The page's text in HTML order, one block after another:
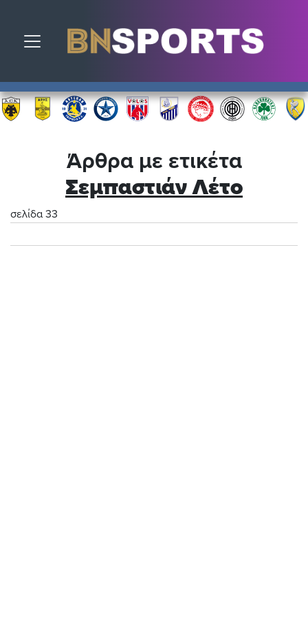
Toggle navigation
Άρθρα με ετικέτα
Σεμπαστιάν Λέτο
σελίδα 33